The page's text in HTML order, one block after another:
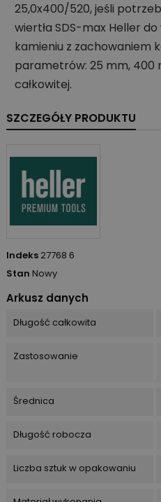
25,0x400/520, jeśli
wiertła SDS-max Heller
kamieniu z zachowaniem
parametrów: 25 mm, 400
całkowitej.
SZCZEGÓŁY PRODUKTU
Indeks 27768 6
Stan Nowy
Arkusz danych
Długość całkowita
Zastosowanie
Średnica
Długość robocza
Liczba sztuk w opakowaniu